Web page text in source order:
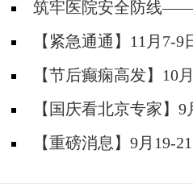
筑牢医院安全防线
防安全培训纪实
【紧急通通】11月7-
神经内科胡颖教授亲临成
【节后癫痫高发】10
院陈葵博士免费会诊+治
题！
【国庆看北京专家】
天坛&首钢医院两大专家
【重磅消息】9月19-